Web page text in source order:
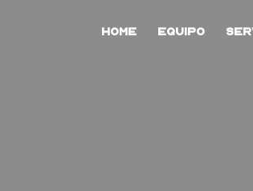
Home Equipo